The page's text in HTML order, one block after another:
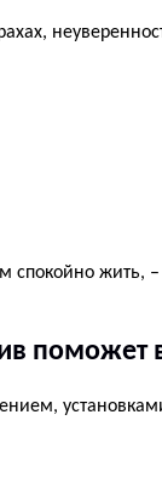
жить,
поможет